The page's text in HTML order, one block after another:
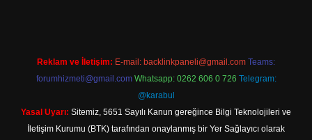
Reklam ve İletişim: E-mail: backlinkpaneli@gmail.com Teams:
forumhizmeti@gmail.com Whatsapp: 0262 606 0 726 Telegram:
@karabul
Yasal Uyarı: Sitemiz, 5651 Sayılı Kanun gereğince Bilgi Teknolojileri ve
İletişim Kurumu (BTK) tarafından onaylanmış bir Yer Sağlayıcı olarak